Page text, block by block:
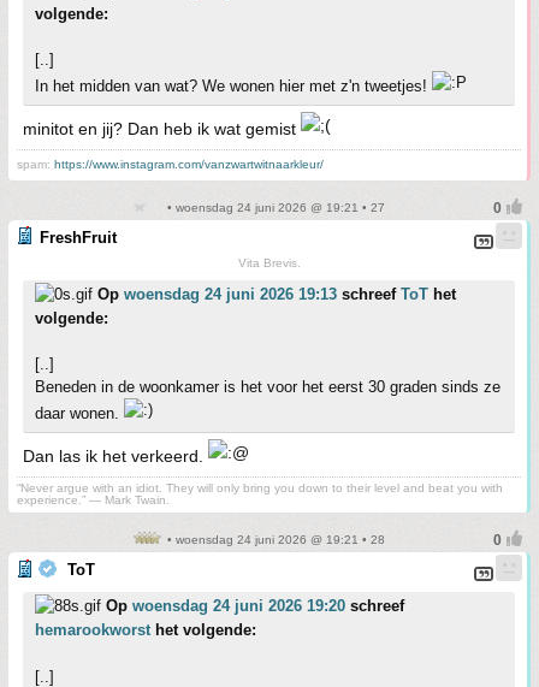
volgende:
[..]
In het midden van wat? We wonen hier met z'n tweetjes!
minitot en jij? Dan heb ik wat gemist
spam: https://www.instagram.com/vanzwartwitnaarkleur/
• woensdag 24 juni 2026 @ 19:21 • 27
FreshFruit
Vita Brevis.
Op woensdag 24 juni 2026 19:13 schreef ToT het
volgende:
[..]
Beneden in de woonkamer is het voor het eerst 30 graden sinds ze
daar wonen.
Dan las ik het verkeerd.
“Never argue with an idiot. They will only bring you down to their level and beat you with
experience.” ― Mark Twain.
• woensdag 24 juni 2026 @ 19:21 • 28
ToT
Op woensdag 24 juni 2026 19:20 schreef
hemarookworsthet volgende:
[..]